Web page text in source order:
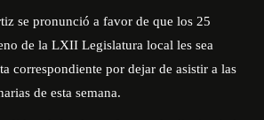
se pronunció a favor de que los 25
de la LXII Legislatura local les sea
correspondiente por dejar de asistir a las
de esta semana.